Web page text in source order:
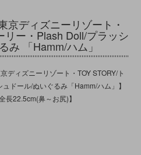
京ディズニーリゾート・
リー・Plash Doll/プラッシ
み 「Hamm/ハム」
ディズニーリゾート・TOY STORY/ト
ドール/ぬいぐるみ「Hamm/ハム」】
長22.5cm(鼻～お尻)】